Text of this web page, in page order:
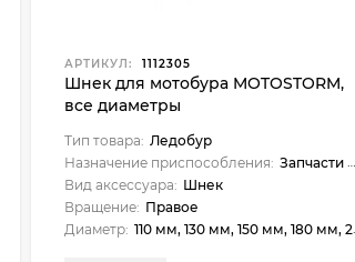
АРТИКУЛ: 1112305
Шнек для мотобура MOTOSTORM,
все диаметры
Тип товара: Ледобур
Назначение приспособления: Запчасти и аксессуары
Вид аксессуара: Шнек
Вращение: Правое
Диаметр: 110 мм, 130 мм, 150 мм, 180 мм, 200 мм